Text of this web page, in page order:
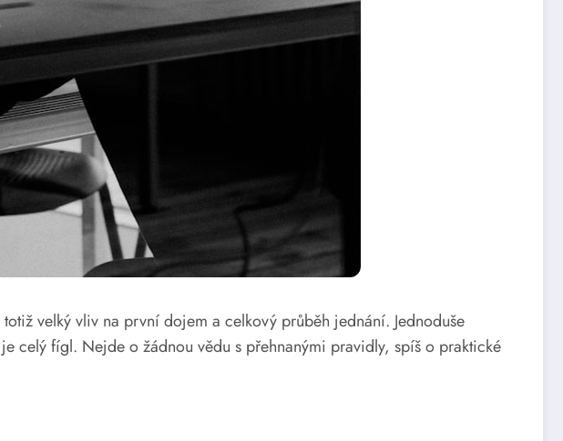
velký vliv na první dojem a celkový průběh jednání. Jednoduše
celý fígl. Nejde o žádnou vědu s přehnanými pravidly, spíš o praktické